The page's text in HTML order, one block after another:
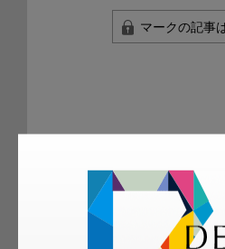
マークの記事
メリット